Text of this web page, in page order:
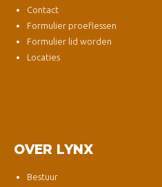
Contact
Formulier proeflessen
Formulier lid worden
Locaties
OVER LYNX
Bestuur